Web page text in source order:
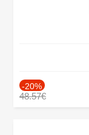
-20%
48.57€